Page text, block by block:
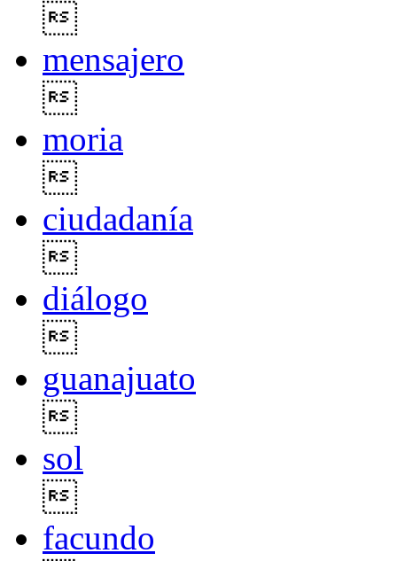
mensajero
moria
ciudadanía
diálogo
guanajuato
sol
facundo